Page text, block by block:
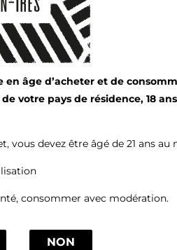
âge d’acheter et de
votre pays de résidence, 18
vous devez être âgé de 21 ans au
consommer avec modération.
NON
Francia, si prega di contattarci